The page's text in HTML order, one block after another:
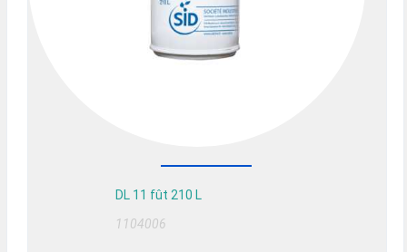
DL 11 fût 210 L
1104006